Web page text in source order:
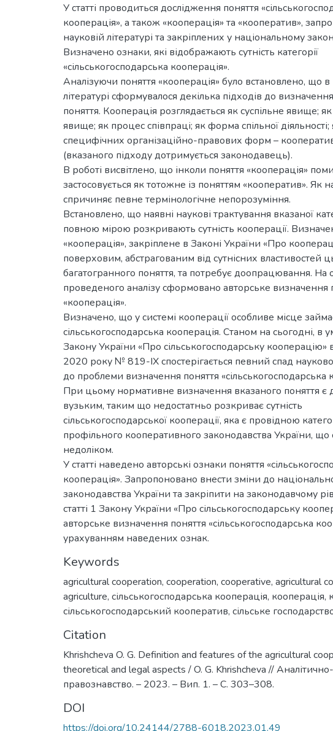
У статті проводиться дослідження поняття
кооперація», а також «кооперація» та «кооператив»,
науковій літературі та закріплених у національному
Визначено ознаки, які відображають сутність категорії
«сільськогосподарська кооперація».
Аналізуючи поняття «кооперація» було встановлено, що в
літературі сформувалося декілька підходів до
поняття. Кооперація розглядається як суспільне явище;
явище; як процес співпраці; як форма спільної діяльності;
специфічних організаційно-правових форм –
(вказаного підходу дотримується законодавець).
В роботі висвітлено, що інколи поняття «кооперація»
застосовується як тотожне із поняттям «кооператив». Як
спричиняє певне термінологічне непорозуміння.
Встановлено, що наявні наукові трактування вказаної
повною мірою розкривають сутність кооперації.
«кооперація», закріплене в Законі України «Про
поверховим, абстрагованим від сутнісних властивостей
багатогранного поняття, та потребує доопрацювання. На
проведеного аналізу сформовано авторське визначення
«кооперація».
Визначено, що у системі кооперації особливе місце
сільськогосподарська кооперація. Станом на сьогодні, в
Закону України «Про сільськогосподарську кооперацію»
2020 року № 819-IX спостерігається певний спад
до проблеми визначення поняття «сільськогосподарська
При цьому нормативне визначення вказаного поняття є
вузьким, таким що недостатньо розкриває сутність
сільськогосподарської кооперації, яка є провідною
профільного кооперативного законодавства України, що
недоліком.
У статті наведено авторські ознаки поняття
кооперація». Запропоновано внести зміни до
законодавства України та закріпити на законодавчому
статті 1 Закону України «Про сільськогосподарську
авторське визначення поняття «сільськогосподарська
урахуванням наведених ознак.
Keywords
agricultural cooperation, cooperation, cooperative, agricultural
agriculture, сільськогосподарська кооперація, кооперація,
сільськогосподарський кооператив, сільське
Citation
Khrishcheva O. G. Definition and features of the agricultural
theoretical and legal aspects / O. G. Khrishcheva //
правознавство. – 2023. – Вип. 1. – С. 303–308.
DOI
https://doi.org/10.24144/2788-6018.2023.01.49